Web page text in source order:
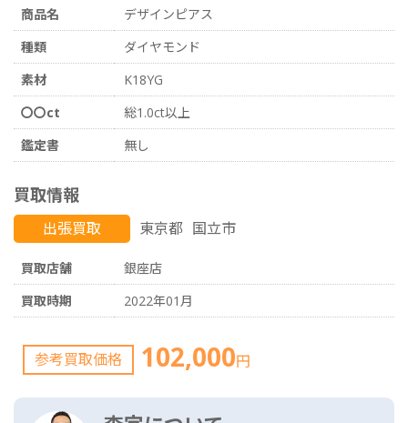
商品名
デザインピアス
種類
ダイヤモンド
素材
K18YG
〇〇ct
総1.0ct以上
鑑定書
無し
買取情報
出張買取 東京都 国立市
買取店舗
銀座店
買取時期
2022年01月
参考買取価格 102,000円